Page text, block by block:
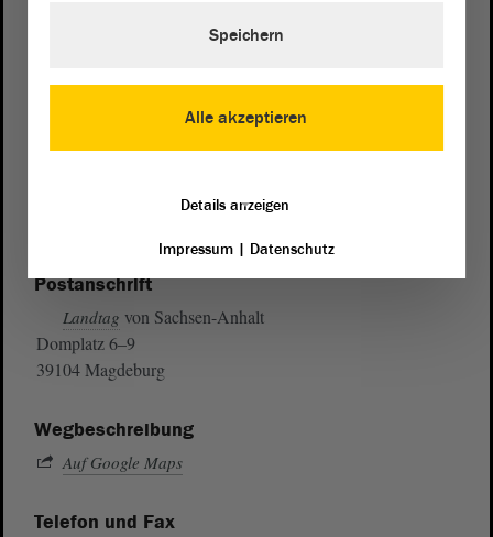
Postanschrift
Landtag von Sachsen-Anhalt
Domplatz 6–9
39104 Magdeburg
Wegbeschreibung
Auf Google Maps
Telefon und Fax
Alle akzeptieren
Speichern
Details anzeigen
Impressum| Datenschutz